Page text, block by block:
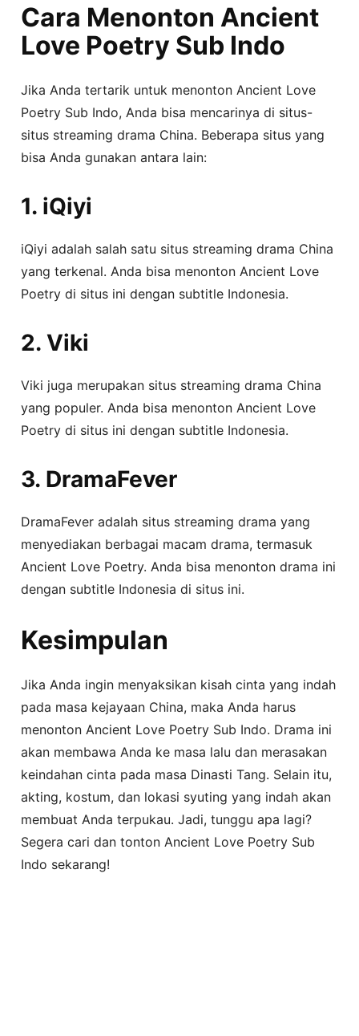
Cara Menonton Ancient
Love Poetry Sub Indo
Jika Anda tertarik untuk menonton Ancient Love
Poetry Sub Indo, Anda bisa mencarinya di situs-
situs streaming drama China. Beberapa situs yang
bisa Anda gunakan antara lain:
1. iQiyi
iQiyi adalah salah satu situs streaming drama China
yang terkenal. Anda bisa menonton Ancient Love
Poetry di situs ini dengan subtitle Indonesia.
2. Viki
Viki juga merupakan situs streaming drama China
yang populer. Anda bisa menonton Ancient Love
Poetry di situs ini dengan subtitle Indonesia.
3. DramaFever
DramaFever adalah situs streaming drama yang
menyediakan berbagai macam drama, termasuk
Ancient Love Poetry. Anda bisa menonton drama ini
dengan subtitle Indonesia di situs ini.
Kesimpulan
Jika Anda ingin menyaksikan kisah cinta yang indah
pada masa kejayaan China, maka Anda harus
menonton Ancient Love Poetry Sub Indo. Drama ini
akan membawa Anda ke masa lalu dan merasakan
keindahan cinta pada masa Dinasti Tang. Selain itu,
akting, kostum, dan lokasi syuting yang indah akan
membuat Anda terpukau. Jadi, tunggu apa lagi?
Segera cari dan tonton Ancient Love Poetry Sub
Indo sekarang!